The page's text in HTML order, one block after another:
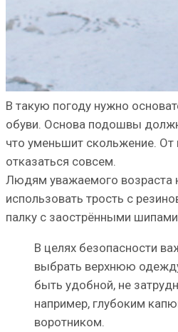
В такую погоду нужно
обуви. Основа подошвы
что уменьшит скольжение. От
отказаться совсем.
Людям уважаемого возраста
использовать трость с
палку с заострёнными
В целях безопасности
выбрать верхнюю
быть удобной, не
например, глубоким
воротником.